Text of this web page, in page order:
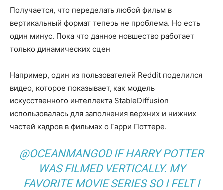
Получается, что переделать любой фильм в
вертикальный формат теперь не проблема. Но есть
один минус. Пока что данное новшество работает
только динамических сцен.
Например, один из пользователей Reddit поделился
видео, которое показывает, как модель
искусственного интеллекта StableDiffusion
использовалась для заполнения верхних и нижних
частей кадров в фильмах о Гарри Поттере.
@OCEANMANGOD IF HARRY POTTER
WAS FILMED VERTICALLY. MY
FAVORITE MOVIE SERIES SO I FELT I